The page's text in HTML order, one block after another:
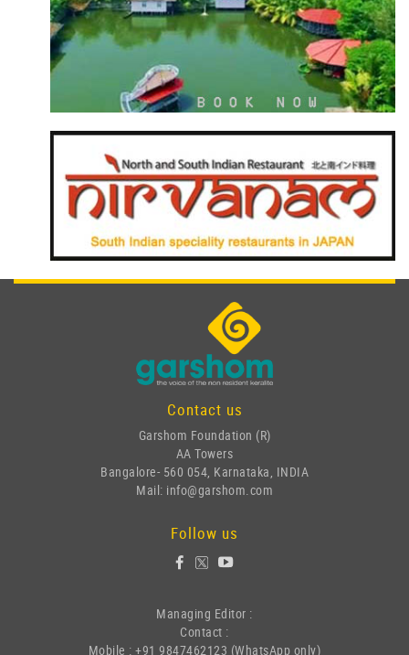
Contact us
Garshom Foundation (R)
AA Towers
Bangalore- 560 054, Karnataka, INDIA
Mail: info@garshom.com
Follow us
Managing Editor :
Contact :
Mobile : +91 9847462123 (WhatsApp only)